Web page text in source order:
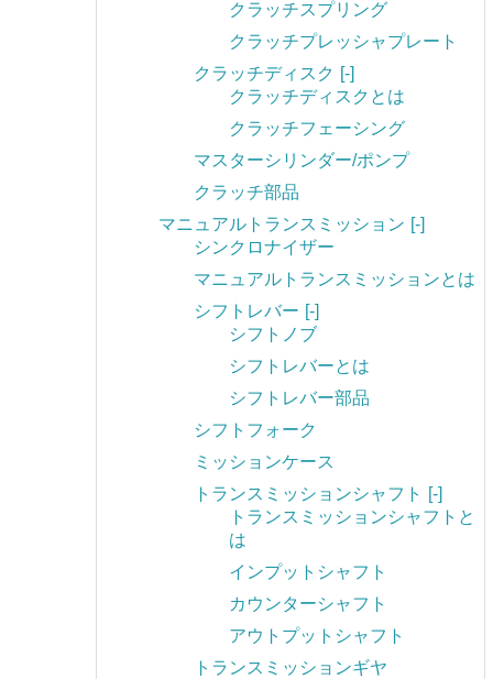
クラッチスプリング
クラッチプレッシャプレート
クラッチディスク [-]
クラッチディスクとは
クラッチフェーシング
マスターシリンダー/ポンプ
クラッチ部品
マニュアルトランスミッション [-]
シンクロナイザー
マニュアルトランスミッションとは
シフトレバー [-]
シフトノブ
シフトレバーとは
シフトレバー部品
シフトフォーク
ミッションケース
トランスミッションシャフト
[-]
トランスミッションシャフトと
は
インプットシャフト
カウンターシャフト
アウトプットシャフト
トランスミッションギヤ